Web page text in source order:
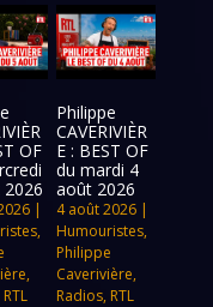
OF
|
,
,
RTL
Philippe
CAVERIVIÈR
E : BEST OF
du mardi 4
août 2026
4 août 2026 |
Humouristes,
Philippe
Caverivière,
Radios, RTL